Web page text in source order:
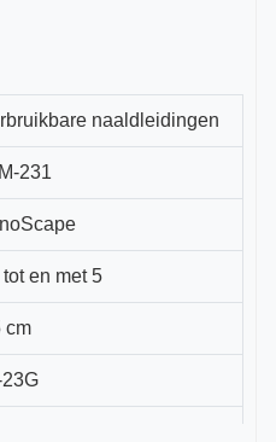
naaldleidingen
231
tot en met 5
cm